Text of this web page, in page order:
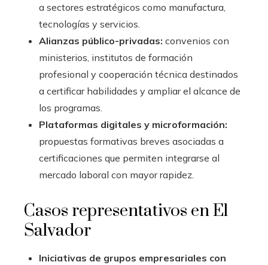
a sectores estratégicos como manufactura,
tecnologías y servicios.
Alianzas público-privadas: convenios con
ministerios, institutos de formación
profesional y cooperación técnica destinados
a certificar habilidades y ampliar el alcance de
los programas.
Plataformas digitales y microformación:
propuestas formativas breves asociadas a
certificaciones que permiten integrarse al
mercado laboral con mayor rapidez.
Casos representativos en El
Salvador
Iniciativas de grupos empresariales con